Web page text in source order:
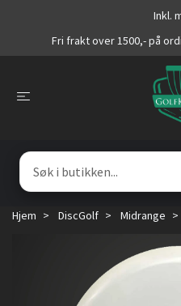
Inkl.
Fri frakt over 1500,- på
Hjem DiscGolf Midrange